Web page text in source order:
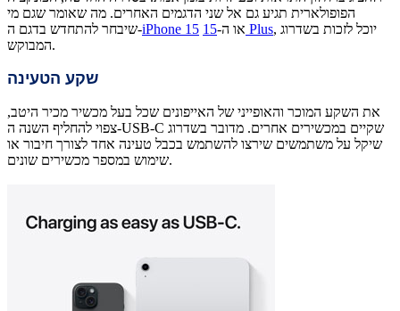
הפופולארית תגיע גם אל שני הדגמים האחרים. מה שאומר שגם מי
שיבחר להתחדש בדגם ה-iPhone 15 או ה- 15 Plus, יוכל לזכות בשדרוג
המבוקש.
שקע הטעינה
את השקע המוכר והאופייני של האייפונים שכל בעל מכשיר מכיר היטב,
צפוי להחליף השנה ה-USB-C שקיים במכשירים אחרים. מדובר בשדרוג
שיקל על משתמשים שירצו להשתמש בכבל טעינה אחד לצורך חיבור או
שימוש במספר מכשירים שונים.